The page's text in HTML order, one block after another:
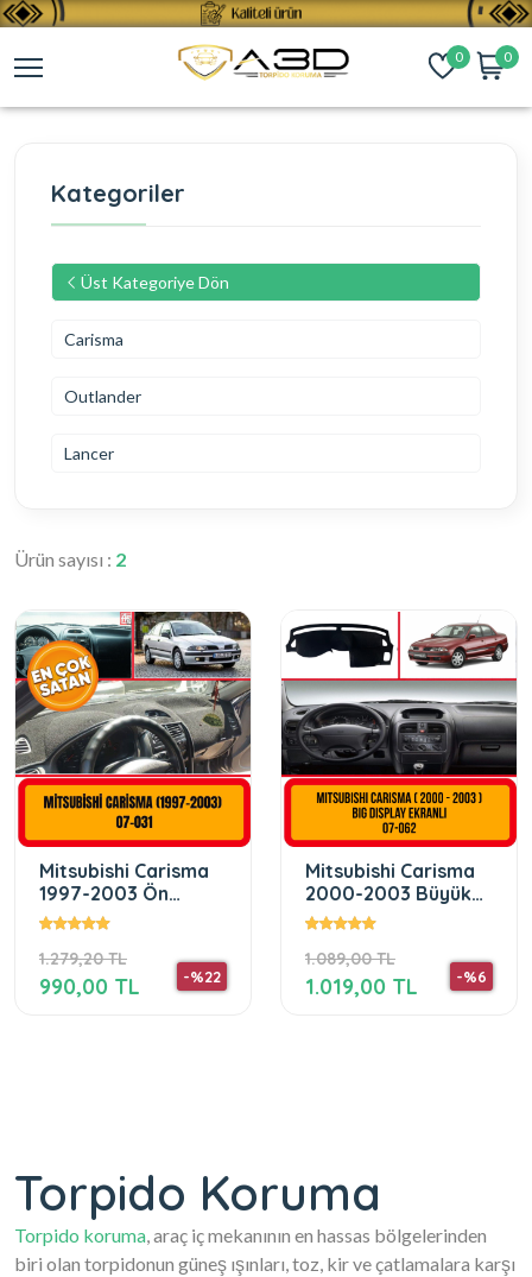
0 0
Kategoriler
Üst Kategoriye Dön
Carisma
Outlander
Lancer
Ürün sayısı : 2
Mitsubishi Carisma
1997-2003 Ön
Gögüs Panel
Koruyucu
1.279,20 TL
-%22
990,00 TL
Mitsubishi Carisma
2000-2003 Büyük
Ekranlı
1.089,00 TL
-%6
1.019,00 TL
Torpido Koruma
Torpido koruma, araç iç mekanının en hassas bölgelerinden
biri olan torpidonun güneş ışınları, toz, kir ve çatlamalara karşı